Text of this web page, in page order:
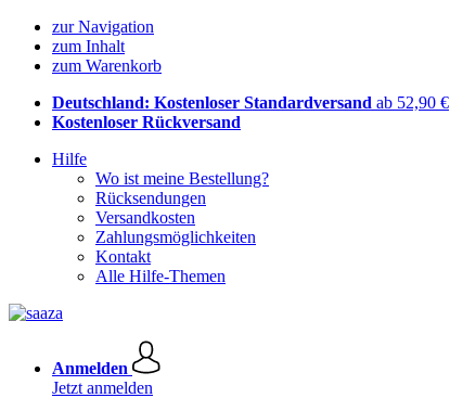
zur Navigation
zum Inhalt
zum Warenkorb
Deutschland: Kostenloser Standardversand ab 52,90 €
Kostenloser Rückversand
Hilfe
Wo ist meine Bestellung?
Rücksendungen
Versandkosten
Zahlungsmöglichkeiten
Kontakt
Alle Hilfe-Themen
Anmelden
Jetzt anmelden